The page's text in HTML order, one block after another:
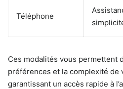
Téléphone
Ces modalités vous permettent
préférences et la complexité de
garantissant un accès rapide à